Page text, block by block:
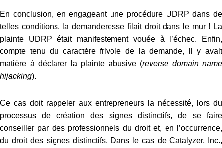
En conclusion, en engageant une procédure UDRP dans de
telles conditions, la demanderesse filait droit dans le mur ! La
plainte UDRP était manifestement vouée à l’échec.
Enfin,
compte tenu du caractère frivole de la demande, il y avait
matière à déclarer la plainte abusive (reverse domain name
hijacking).
Ce cas doit rappeler aux entrepreneurs la nécessité, lors du
processus de création des signes distinctifs, de se faire
conseiller par des professionnels du droit et, en l’occurrence,
du droit des signes distinctifs. Dans le cas de Catalyzer, Inc.,